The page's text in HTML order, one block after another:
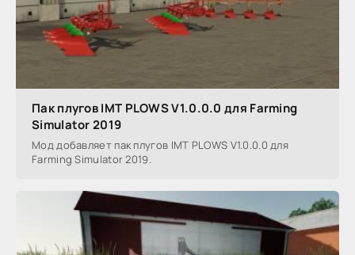
Пак плугов IMT PLOWS V1.0.0.0 для Farming
Simulator 2019
Мод добавляет пак плугов IMT PLOWS V1.0.0.0 для
Farming Simulator 2019.